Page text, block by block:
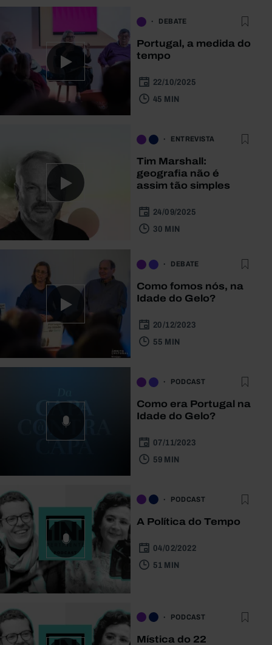
DEBATE
Portugal, a medida do
tempo
22/10/2025
45 MIN
ENTREVISTA
Tim Marshall:
geografia não é
assim tão simples
24/09/2025
30 MIN
DEBATE
Como fomos nós, na
Idade do Gelo?
20/12/2023
55 MIN
PODCAST
Como era Portugal na
Idade do Gelo?
07/11/2023
59 MIN
PODCAST
A Política do Tempo
04/02/2022
51 MIN
PODCAST
Mística do 22